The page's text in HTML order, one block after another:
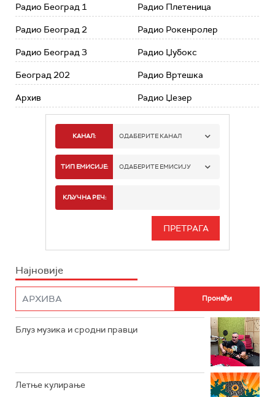
Радио Београд 1
Радио Београд 2
Радио Београд 3
Београд 202
Архив
Радио Плетеница
Радио Рокенролер
Радио Џубокс
Радио Вртешка
Радио Џезер
КАНАЛ: ОДАБЕРИТЕ КАНАЛ
РАДИО БЕОГРАД 1
РАДИО БЕОГРАД 3
РАДИО РОКЕНРОЛЕР
РАДИО ЏЕЗЕР
ТИП ЕМИСИЈЕ: ОДАБЕРИТЕ ЕМИСИЈУ
ИНФО
КЉУЧНА РЕЧ:
Најновије
Блуз музика и сродни правци
Летње кулирање